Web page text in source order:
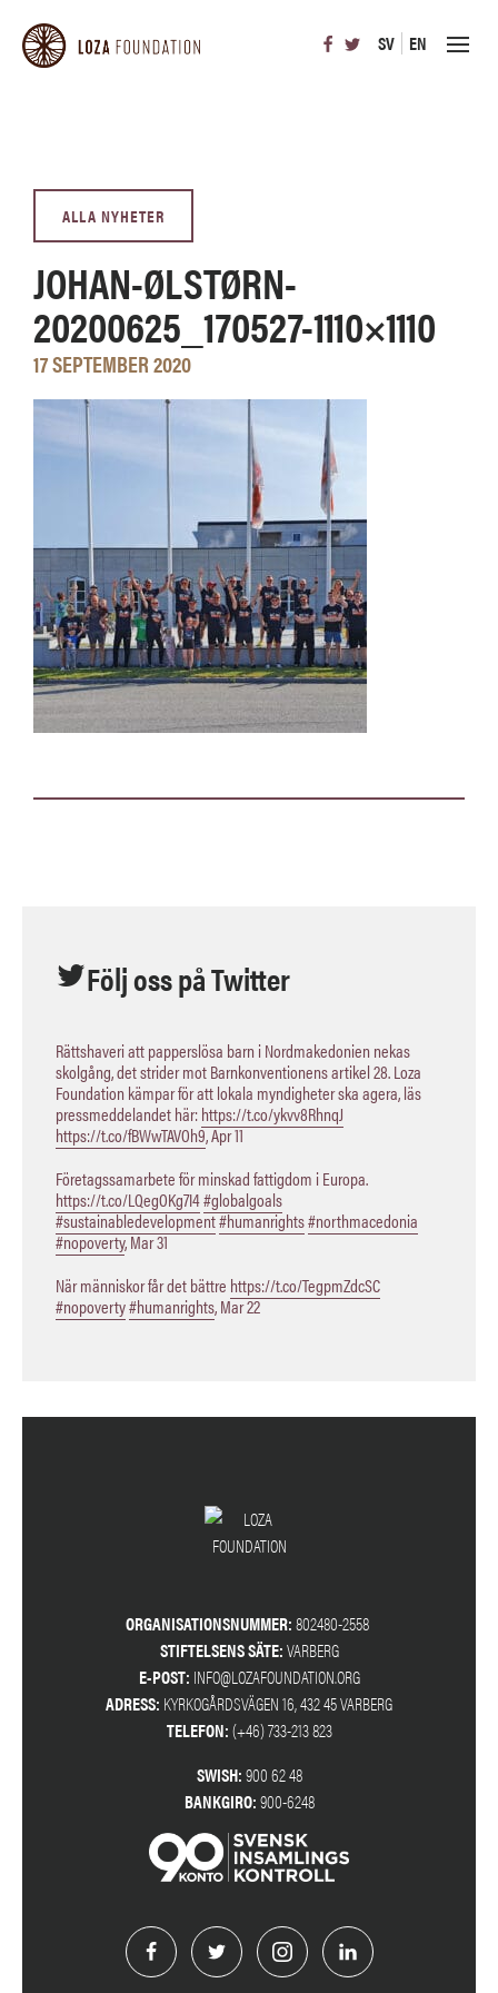
SV EN
ALLA NYHETER
JOHAN-ØLSTØRN-
20200625_170527-1110×1110
17 SEPTEMBER 2020
Följ oss på Twitter
Rättshaveri att papperslösa barn i Nordmakedonien nekas
skolgång, det strider mot Barnkonventionens artikel 28. Loza
Foundation kämpar för att lokala myndigheter ska agera, läs
pressmeddelandet här:https://t.co/ykvv8RhnqJ
https://t.co/fBWwTAVOh9,Apr 11
Företagssamarbete för minskad fattigdom i Europa.
https://t.co/LQegOKg7I4#globalgoals
#sustainabledevelopment#humanrights#northmacedonia
#nopoverty,Mar 31
När människor får det bättre https://t.co/TegpmZdcSC
#nopoverty#humanrights,Mar 22
ORGANISATIONSNUMMER:802480-2558
STIFTELSENS SÄTE:VARBERG
E-POST: INFO@LOZAFOUNDATION.ORG
ADRESS: KYRKOGÅRDSVÄGEN 16, 432 45 VARBERG
TELEFON:(+46) 733-213 823
SWISH:900 62 48
BANKGIRO:900-6248